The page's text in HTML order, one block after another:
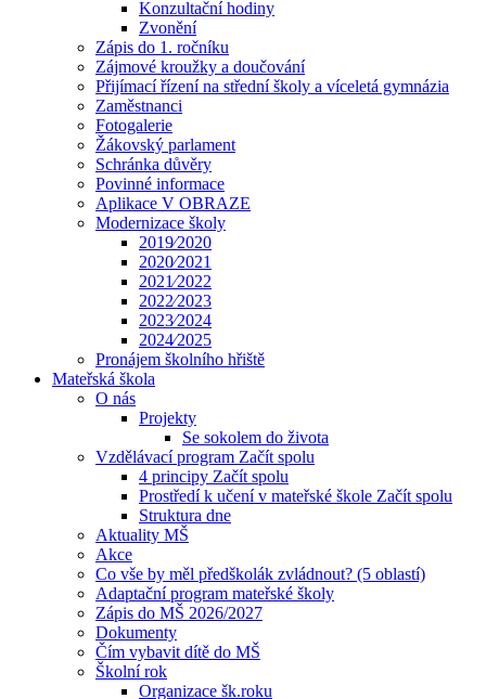
Konzultační hodiny
Zvonění
Zápis do 1. ročníku
Zájmové kroužky a doučování
Přijímací řízení na střední školy a víceletá gymnázia
Zaměstnanci
Fotogalerie
Žákovský parlament
Schránka důvěry
Povinné informace
Aplikace V OBRAZE
Modernizace školy
2019⁄2020
2020⁄2021
2021⁄2022
2022⁄2023
2023⁄2024
2024⁄2025
Pronájem školního hřiště
Mateřská škola
O nás
Projekty
Se sokolem do života
Vzdělávací program Začít spolu
4 principy Začít spolu
Prostředí k učení v mateřské škole Začít spolu
Struktura dne
Aktuality MŠ
Akce
Co vše by měl předškolák zvládnout? (5 oblastí)
Adaptační program mateřské školy
Zápis do MŠ 2026/2027
Dokumenty
Čím vybavit dítě do MŠ
Školní rok
Organizace šk.roku